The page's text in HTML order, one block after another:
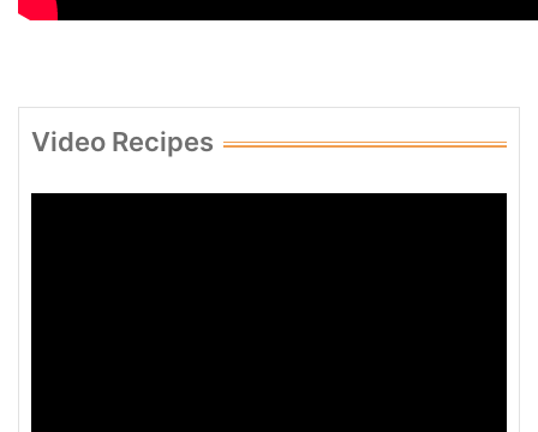
Video Recipes